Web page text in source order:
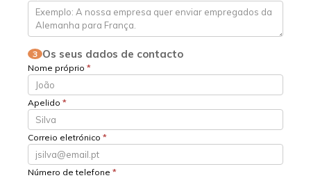
3 Os seus dados de contacto
Nome próprio *
Apelido *
Correio eletrónico *
Número de telefone *